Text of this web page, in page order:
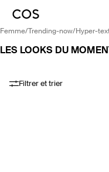
femme/ trending-now/ hyper-
LES LOOKS DU
Filtrer et trier